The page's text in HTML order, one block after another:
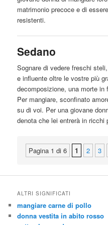
matrimonio precoce e di
resistenti.
Sedano
Sognare di vedere freschi
e influente oltre le vostre più
decomposizione, una morte
Per mangiare, sconfinato
su di voi. Per una giovane
denota che lei entrerà in ricchi
Pagina 1 di 6 1 2 3
ALTRI SIGNIFICATI
mangiare carne di pollo
donna vestita in abito rosso